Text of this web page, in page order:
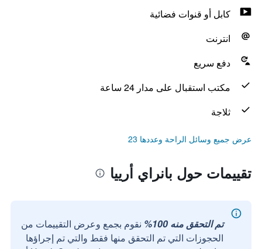
كابل أو قنوات فضائية
انترنت
دفع سريع
مكتب استقبال على مدار 24 ساعة
ثلاجة
عرض جميع وسائل الراحة وعددها 23
تقييمات حول بانراي أرييا
تم التحقق منه 100%
نقوم بجمع وعرض التقييمات من
الحجوزات التي تم التحقق منها فقط والتي تم إجراؤها